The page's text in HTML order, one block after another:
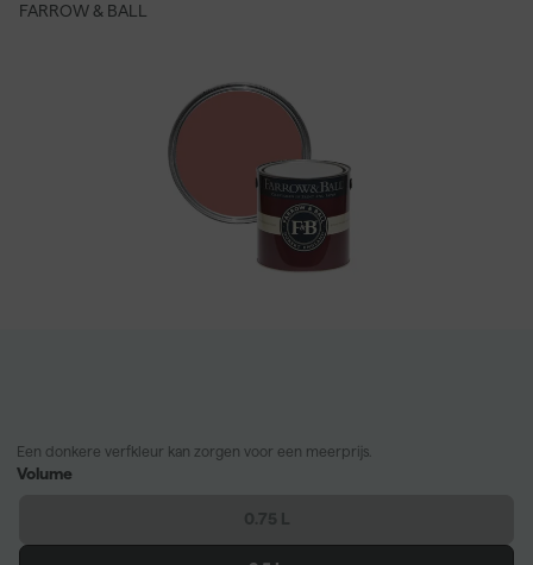
FARROW & BALL
Een donkere verfkleur kan zorgen voor een meerprijs.
Volume